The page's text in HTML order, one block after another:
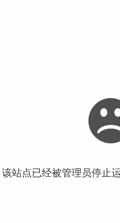
站点已经被管理员停止